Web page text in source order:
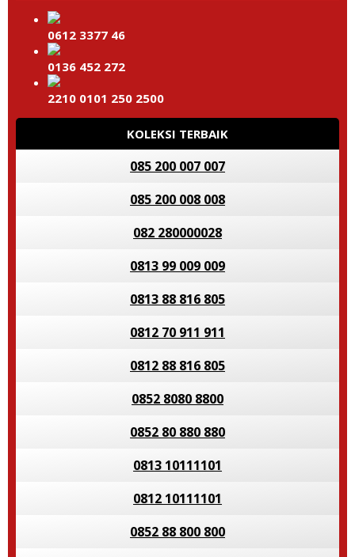
0612 3377 46
0136 452 272
2210 0101 250 2500
KOLEKSI TERBAIK
085 200 007 007
085 200 008 008
082 280000028
0813 99 009 009
0813 88 816 805
0812 70 911 911
0812 88 816 805
0852 8080 8800
0852 80 880 880
0813 10111101
0812 10111101
0852 88 800 800